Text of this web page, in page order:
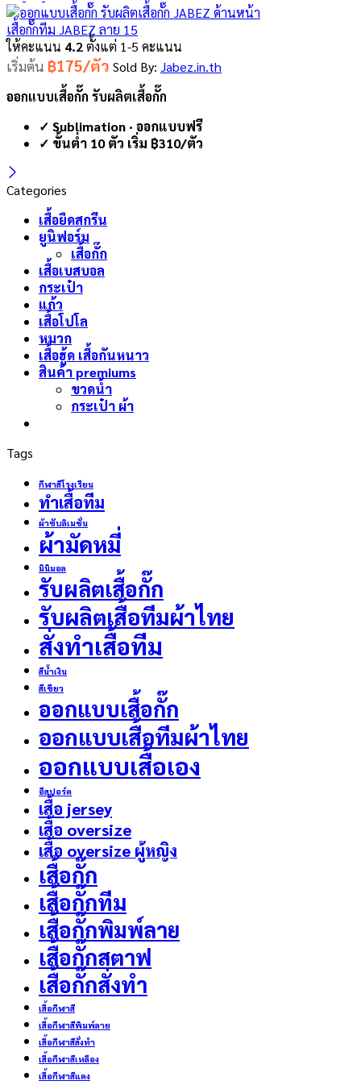
เสื้อกั๊กทีม JABEZ ลาย 15
ให้คะแนน 4.2ตั้งแต่ 1-5 คะแนน
เริ่มต้น ฿175/ตัว Sold By: Jabez.in.th
ออกแบบเสื้อกั๊ก รับผลิตเสื้อกั๊ก
✓ Sublimation · ออกแบบฟรี
✓ ขั้นต่ำ 10 ตัว เริ่ม ฿310/ตัว
Categories
เสื้อยืดสกรีน
ยูนิฟอร์ม
เสื้อกั๊ก
เสื้อเบสบอล
กระเป๋า
แก้ว
เสื้อโปโล
หมวก
เสื้อฮู้ด เสื้อกันหนาว
สินค้า premiums
ขวดน้ำ
กระเป๋า ผ้า
Tags
กีฬาสีโรงเรียน
ทำเสื้อทีม
ผ้าซับลิเมชั่น
ผ้ามัดหมี่
มินิมอล
รับผลิตเสื้อกั๊ก
รับผลิตเสื้อทีมผ้าไทย
สั่งทำเสื้อทีม
สีน้ำเงิน
สีเขียว
ออกแบบเสื้อกั๊ก
ออกแบบเสื้อทีมผ้าไทย
ออกแบบเสื้อเอง
อีสปอร์ต
เสื้อ jersey
เสื้อ oversize
เสื้อ oversize ผู้หญิง
เสื้อกั๊ก
เสื้อกั๊กทีม
เสื้อกั๊กพิมพ์ลาย
เสื้อกั๊กสตาฟ
เสื้อกั๊กสั่งทำ
เสื้อกีฬาสี
เสื้อกีฬาสีพิมพ์ลาย
เสื้อกีฬาสีสั่งทำ
เสื้อกีฬาสีเหลือง
เสื้อกีฬาสีแดง